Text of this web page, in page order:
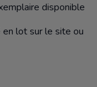
disponible
lot sur le site ou